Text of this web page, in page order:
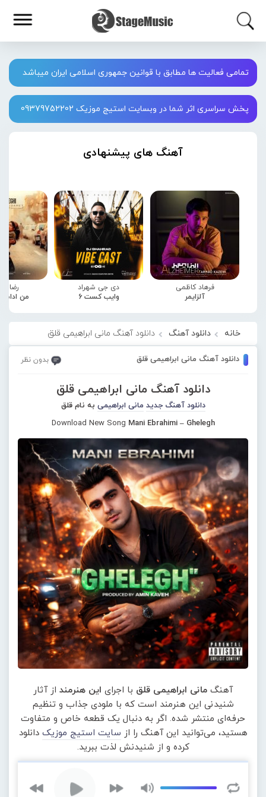
تمامی فعالیت ها مطابق با قوانین جمهوری اسلامی ایران میباشد
پخش سراسری اثر شما در وبسایت استیج موزیک 09379752202
آهنگ های پیشنهادی
فرهاد کاظمی
آلزایمر
دی جی شهراد
وایب کست 6
رضا
من
خانه دانلود آهنگ دانلود آهنگ مانی ابراهیمی قلق
دانلود آهنگ مانی ابراهیمی قلق بدون نظر
دانلود آهنگ مانی ابراهیمی قلق
دانلود آهنگ جدید مانی ابراهیمی به نام قلق
Download New Song Mani Ebrahimi – Ghelegh
آهنگ مانی ابراهیمی قلق با اجرای این هنرمند از آثار
شنیدنی این هنرمند است که با ملودی جذاب و تنظیم
حرفه‌ای منتشر شده. اگر به دنبال یک قطعه خاص و متفاوت
هستید، می‌توانید این آهنگ را از سایت استیج موزیک دانلود
کرده و از شنیدنش لذت ببرید.